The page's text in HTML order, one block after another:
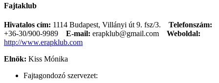
Fajtaklub
Hivatalos cím: 1114 Budapest, Villányi út 9. fsz/3. Telefonszám:
+36-30/900-9989
E-mail: erapklub@gmail.com
Weboldal:
http://www.erapklub.com
Elnök: Kiss Mónika
Fajtagondozó szervezet: